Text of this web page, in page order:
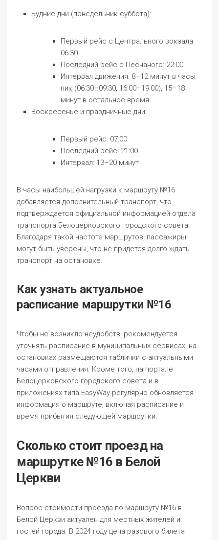
Будние дни (понедельник-суббота):
Первый рейс с Центрального вокзала:
06:30
Последний рейс с Песчаного: 22:00
Интервал движения: 8–12 минут в часы
пик (06:30–09:30, 16:00–19:00), 15–18
минут в остальное время
Воскресенье и праздничные дни:
Первый рейс: 07:00
Последний рейс: 21:00
Интервал: 13–20 минут
В часы наибольшей нагрузки к маршруту №16
добавляется дополнительный транспорт, что
подтверждается официальной информацией отдела
транспорта Белоцерковского городского совета.
Благодаря такой частоте маршрутов, пассажиры
могут быть уверены, что не придется долго ждать
транспорт на остановке.
Как узнать актуальное
расписание маршрутки №16
Чтобы не возникло неудобств, рекомендуется
уточнять расписание в муниципальных сервисах, на
остановках размещаются таблички с актуальными
часами отправления. Кроме того, на портале
Белоцерковского городского совета и в
приложениях типа EasyWay регулярно обновляется
информация о маршруте, включая расписание и
время прибытия следующей маршрутки.
Сколько стоит проезд на
маршрутке №16 в Белой
Церкви
Вопрос стоимости проезда по маршруту №16 в
Белой Церкви актуален для местных жителей и
гостей города. В 2024 году цена разового билета